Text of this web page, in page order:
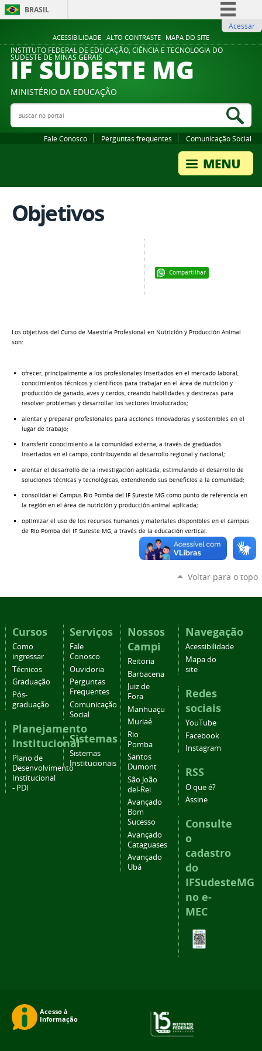
ACESSIBILIDADE ALTO CONTRASTE MAPA DO SITE
BRASIL
Comunica BR
Participe
Legislação
Acessar
INSTITUTO FEDERAL DE EDUCAÇÃO, CIÊNCIA E TECNOLOGIA DO
SUDESTE DE MINAS GERAIS
IF SUDESTE MG
MINISTÉRIO DA EDUCAÇÃO
Buscar no portal
Fale Conosco Perguntas frequentes Comunicação Social
Objetivos
Compartilhar
Los objetivos del Curso de Maestría Profesional en Nutrición y Producción Animal
son:
ofrecer, principalmente a los profesionales insertados en el mercado laboral,
conocimientos técnicos y científicos para trabajar en el área de nutrición y
producción de ganado, aves y cerdos, creando habilidades y destrezas para
resolver problemas y desarrollar los sectores involucrados;
alentar y preparar profesionales para acciones innovadoras y sostenibles en el
lugar de trabajo;
transferir conocimiento a la comunidad externa, a través de graduados
insertados en el campo, contribuyendo al desarrollo regional y nacional;
alentar el desarrollo de la investigación aplicada, estimulando el desarrollo de
soluciones técnicas y tecnológicas, extendiendo sus beneficios a la comunidad;
consolidar el Campus Rio Pomba del IF Sureste MG como punto de referencia en
la región en el área de nutrición y producción animal aplicada;
optimizar el uso de los recursos humanos y materiales disponibles en el campus
de Rio Pomba del IF Sureste MG, a través de la educación vertical.
Voltar para o topo
Cursos
Como
ingressar
Técnicos
Graduação
Pós-
graduação
Planejamento
Institucional
Plano de
Desenvolvimento
Institucional
- PDI
Serviços
Fale
Conosco
Ouvidoria
Perguntas
Frequentes
Comunicação
Social
Sistemas
Sistemas
Institucionais
Nossos
Campi
Reitoria
Barbacena
Juiz de
Fora
Manhuaçu
Muriaé
Rio
Pomba
Santos
Dumont
São João
del-Rei
Avançado
Bom
Sucesso
Avançado
Cataguases
Avançado
Ubá
Navegação
Acessibilidade
Mapa do
site
Redes
sociais
YouTube
Facebook
Instagram
RSS
O que é?
Assine
Consulte
o
cadastro
do
IFSudesteMG
no e-
MEC